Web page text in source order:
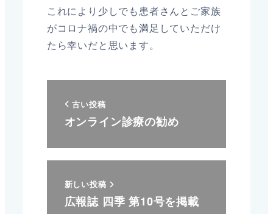
これにより少しでも患者さんとご家族
がコロナ禍の中でも満足していただけ
たら幸いだと思います。
古い投稿
オンライン診療の勧め
新しい投稿
広報誌 四季 第10号を掲載